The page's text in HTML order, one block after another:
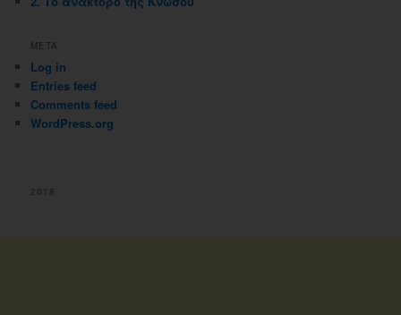
META
Log in
Entries feed
Comments feed
WordPress.org
2018